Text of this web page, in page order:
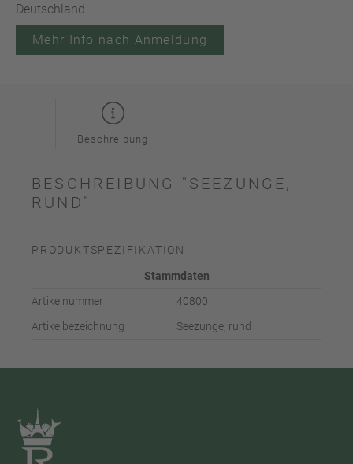
Deutschland
Mehr Info nach Anmeldung
Beschreibung
BESCHREIBUNG "SEEZUNGE,
RUND"
PRODUKTSPEZIFIKATION
Stammdaten
Artikelnummer
40800
Artikelbezeichnung
Seezunge, rund